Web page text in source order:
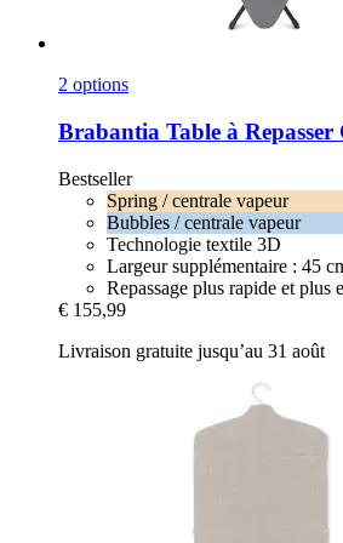
2 options
Brabantia Table à
Bestseller
Spring / centrale vapeur
Bubbles / centrale vapeur
Technologie textile 3D
Largeur supplémentaire : 45
Repassage plus rapide et plus
€ 155,99
Livraison gratuite jusqu’au 31 août